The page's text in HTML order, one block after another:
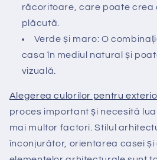
răcoritoare, care poate crea
plăcută.
Verde și maro: O
casa în mediul natural și
vizuală.
Alegerea culorilor pentru
proces important și necesită
mai multor factori. Stilul
înconjurător, orientarea casei